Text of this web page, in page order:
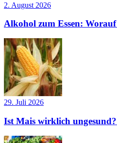
2. August 2026
Alkohol zum Essen:
29. Juli 2026
Ist Mais wirklich